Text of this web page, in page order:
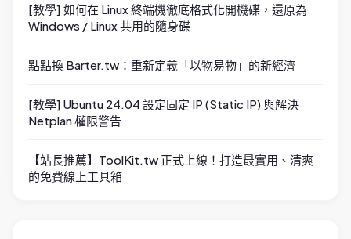
[教學] 如何在 Linux 終端機徹底格式化開機碟，還原為
Windows / Linux 共用的隨身碟
點點換 Barter.tw：重新定義「以物易物」的新經濟
[教學] Ubuntu 24.04 設定固定 IP (Static IP) 與解決
Netplan 權限警告
【站長推薦】ToolKit.tw 正式上線！打造最實用、清爽
的免費線上工具箱